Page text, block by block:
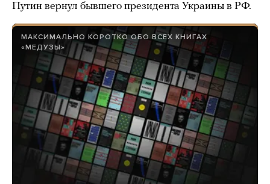
Путин вернул бывшего президента Украины в РФ.
МАКСИМАЛЬНО КОРОТКО ОБО ВСЕХ КНИГАХ
«МЕДУЗЫ»